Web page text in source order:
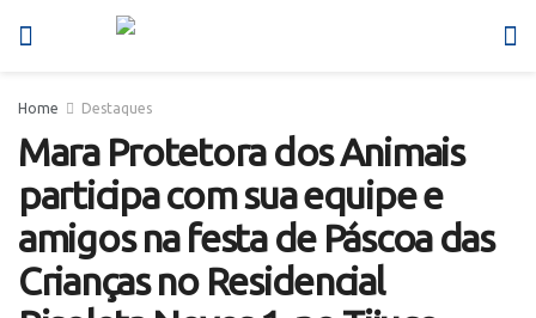
Home Destaques
Mara Protetora dos Animais
participa com sua equipe e
amigos na festa de Páscoa das
Crianças no Residencial